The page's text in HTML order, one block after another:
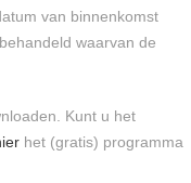
van binnenkomst
waarvan de
Kunt u het
het (gratis) programma